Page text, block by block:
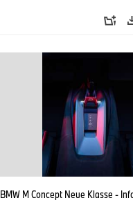
BMW M Concept Neue Klasse -